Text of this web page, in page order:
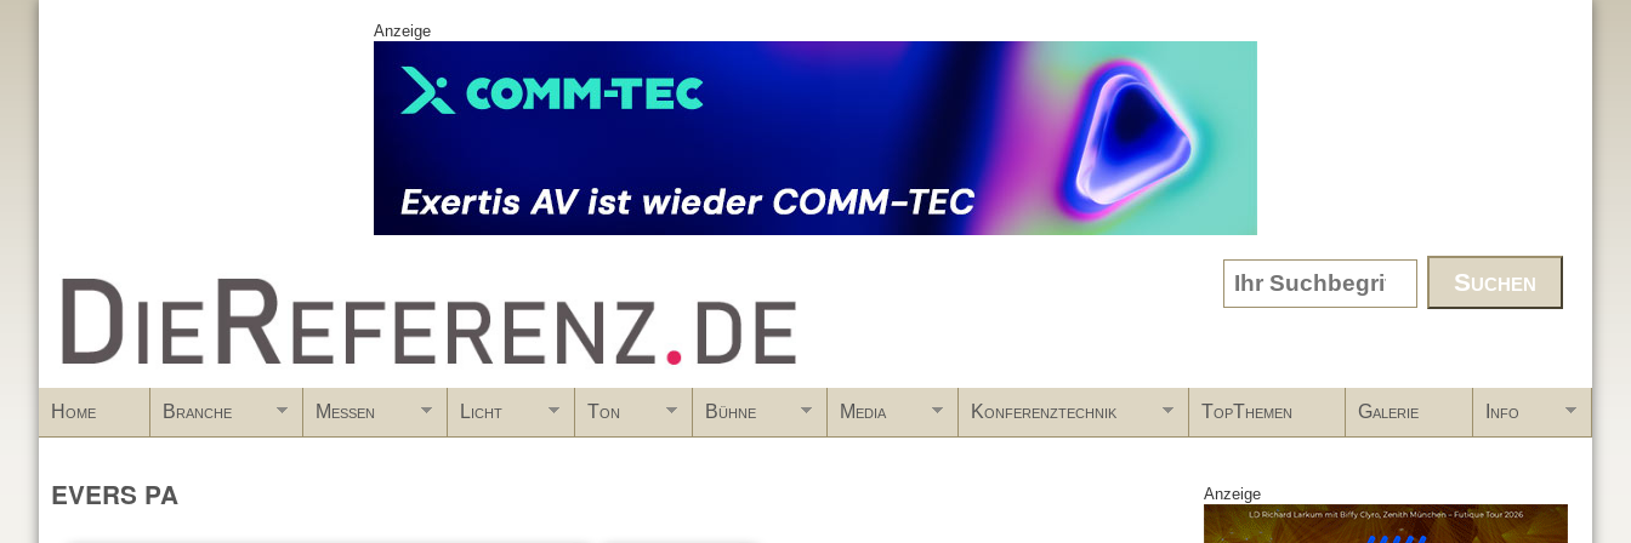
Anzeige
www.DieReferenz.de Search form
Home Branche Messen Licht Ton Bühne Media Konferenztechnik TopThemen Galerie Info
EVERS PA Anzeige